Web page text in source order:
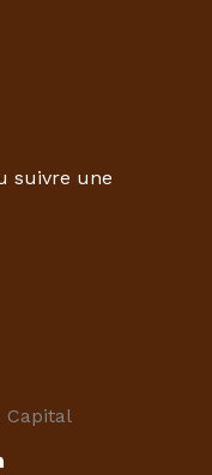
suivre une
Capital